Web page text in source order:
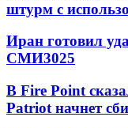
штурм с
Иран готовил
СМИ3025
В Fire Point
Patriot начнет